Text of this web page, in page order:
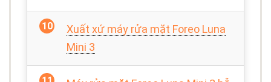
Xuất xứ máy rửa mặt Foreo Luna
Mini 3